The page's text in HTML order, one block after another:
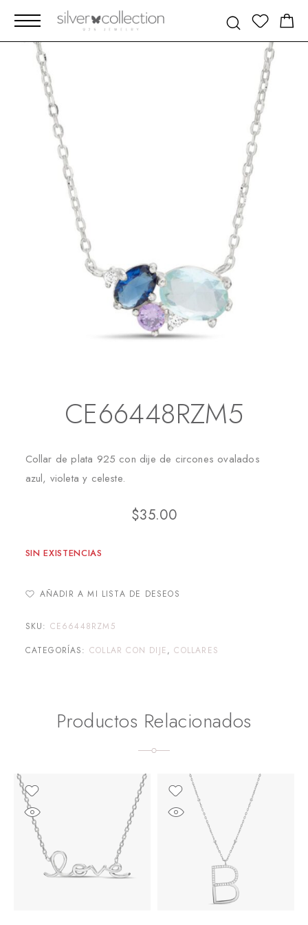
CE66448RZM5
Collar de plata 925 con dije de circones ovalados
azul, violeta y celeste.
$35.00
SIN EXISTENCIAS
AÑADIR A MI LISTA DE DESEOS
SKU: CE66448RZM5
CATEGORÍAS: COLLAR CON DIJE,COLLARES
Productos Relacionados